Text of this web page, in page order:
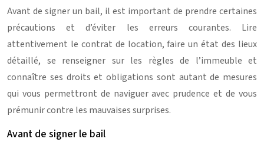
Avant de signer un bail, il est important de prendre certaines
précautions et d’éviter les erreurs courantes. Lire
attentivement le contrat de location, faire un état des lieux
détaillé, se renseigner sur les règles de l’immeuble et
connaître ses droits et obligations sont autant de mesures
qui vous permettront de naviguer avec prudence et de vous
prémunir contre les mauvaises surprises.
Avant de signer le bail